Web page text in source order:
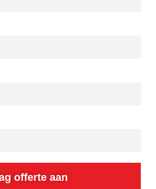
offerte aan